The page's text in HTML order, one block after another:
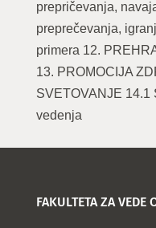
prepričevanja,
preprečevanja,
primera 12.
13. PROMOCIJA
SVETOVANJE 14.1
vedenja
FAKULTETA ZA VEDE